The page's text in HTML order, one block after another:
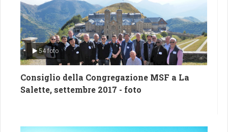
54 foto
Consiglio della Congregazione MSF a La
Salette, settembre 2017 - foto